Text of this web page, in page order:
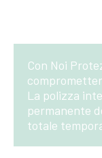
Con Noi
La polizza
permanente
totale